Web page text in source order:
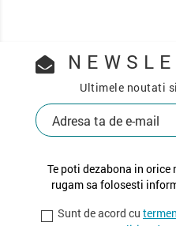
Ultimele noutati
Te poti dezabona in
rugam sa folosesti
Sunt de acord cu